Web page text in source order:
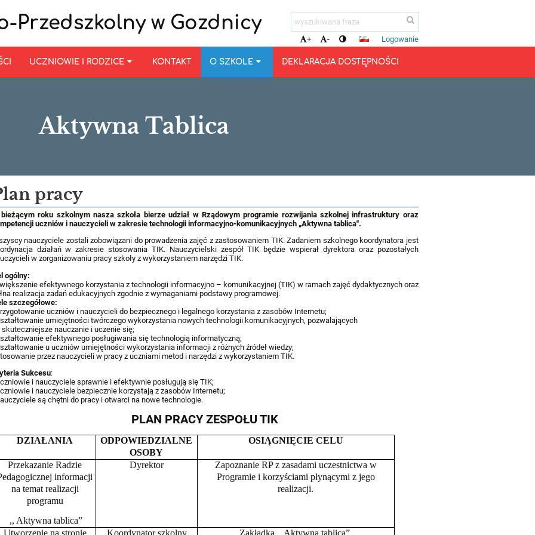
Przedszkolny w Gozdnicy
+ - Logowanie
UCZNIOWIE I RODZICE KONTAKT O SZKOLE DEKLARACJA DOSTĘPNOŚCI
Aktywna Tablica
pracy
bieżącym roku szkolnym nasza szkoła bierze udział w Rządowym programie rozwijania szkolnej infrastruktury oraz
uczniów i nauczycieli w zakresie technologii informacyjno-komunikacyjnych „Aktywna tablica".
nauczyciele zostali zobowiązani do prowadzenia zajęć z zastosowaniem TIK. Zadaniem szkolnego koordynatora jest
działań w zakresie stosowania TIK. Nauczycielski zespół TIK będzie wspierał dyrektora oraz pozostałych
w zorganizowaniu pracy szkoły z wykorzystaniem narzędzi TIK.
ogólny:
efektywnego korzystania z technologii informacyjno – komunikacyjnej (TIK) w ramach zajęć dydaktycznych oraz
realizacja zadań edukacyjnych zgodnie z wymaganiami podstawy programowej.
szczegółowe:
uczniów i nauczycieli do bezpiecznego i legalnego korzystania z zasobów Internetu;
umiejętności twórczego wykorzystania nowych technologii komunikacyjnych, pozwalających
skuteczniejsze nauczanie i uczenie się;
efektywnego posługiwania się technologią informatyczną;
u uczniów umiejętności wykorzystania informacji z różnych źródeł wiedzy;
przez nauczycieli w pracy z uczniami metod i narzędzi z wykorzystaniem TIK.
Sukcesu:
i nauczyciele sprawnie i efektywnie posługują się TIK;
i nauczyciele bezpiecznie korzystają z zasobów Internetu;
są chętni do pracy i otwarci na nowe technologie.
PLAN PRACY ZESPOŁU TIK
DZIAŁANIA
ODPOWIEDZIALNE
OSOBY
OSIĄGNIĘCIE CELU
Przekazanie Radzie
informacji
na temat realizacji
programu
,, Aktywna tablica”
Dyrektor
Zapoznanie RP z zasadami uczestnictwa w
Programie i korzyściami płynącymi z jego
realizacji.
Utworzenie na stronie
.Koordynator szkolny,
Zakładka ,, Aktywna tablica”.